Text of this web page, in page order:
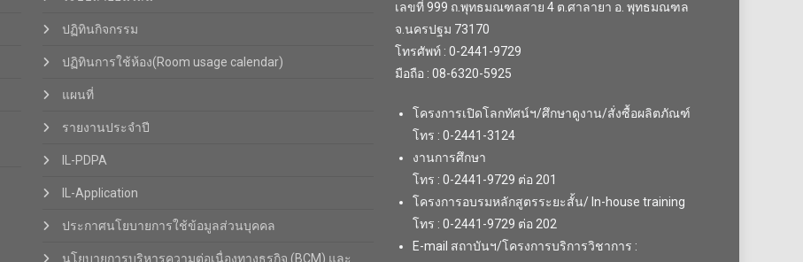
ปฏิทินกิจกรรม
ปฏิทินการใช้ห้อง(Room usage calendar)
แผนที่
รายงานประจำปี
IL-PDPA
IL-Application
ประกาศนโยบายการใช้ข้อมูลส่วนบุคคล
นโยบายการบริหารความต่อเนื่องทางธุรกิจ (BCM) และ
เลขที่ 999 ถ.พุทธมณฑลสาย 4 ต.ศาลายา อ. พุทธมณฑล
จ.นครปฐม 73170
โทรศัพท์ : 0-2441-9729
มือถือ : 08-6320-5925
โครงการเปิดโลกทัศน์ฯ/ศึกษาดูงาน/สั่งซื้อผลิตภัณฑ์
โทร : 0-2441-3124
งานการศึกษา
โทร : 0-2441-9729 ต่อ 201
โครงการอบรมหลักสูตรระยะสั้น/ In-house training
โทร : 0-2441-9729 ต่อ 202
E-mail สถาบันฯ/โครงการบริการวิชาการ :